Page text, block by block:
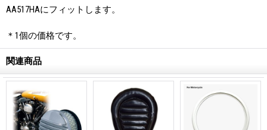
AA517HAにフィットします。
＊1個の価格です。
関連商品